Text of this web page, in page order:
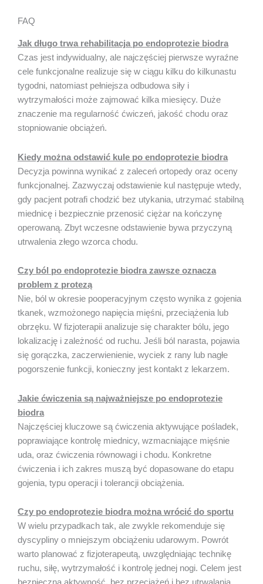
FAQ
Jak długo trwa rehabilitacja po endoprotezie biodra
Czas jest indywidualny, ale najczęściej pierwsze wyraźne
cele funkcjonalne realizuje się w ciągu kilku do kilkunastu
tygodni, natomiast pełniejsza odbudowa siły i
wytrzymałości może zajmować kilka miesięcy. Duże
znaczenie ma regularność ćwiczeń, jakość chodu oraz
stopniowanie obciążeń.
Kiedy można odstawić kule po endoprotezie biodra
Decyzja powinna wynikać z zaleceń ortopedy oraz oceny
funkcjonalnej. Zazwyczaj odstawienie kul następuje wtedy,
gdy pacjent potrafi chodzić bez utykania, utrzymać stabilną
miednicę i bezpiecznie przenosić ciężar na kończynę
operowaną. Zbyt wczesne odstawienie bywa przyczyną
utrwalenia złego wzorca chodu.
Czy ból po endoprotezie biodra zawsze oznacza
problem z protezą
Nie, ból w okresie pooperacyjnym często wynika z gojenia
tkanek, wzmożonego napięcia mięśni, przeciążenia lub
obrzęku. W fizjoterapii analizuje się charakter bólu, jego
lokalizację i zależność od ruchu. Jeśli ból narasta, pojawia
się gorączka, zaczerwienienie, wyciek z rany lub nagłe
pogorszenie funkcji, konieczny jest kontakt z lekarzem.
Jakie ćwiczenia są najważniejsze po endoprotezie
biodra
Najczęściej kluczowe są ćwiczenia aktywujące pośladek,
poprawiające kontrolę miednicy, wzmacniające mięśnie
uda, oraz ćwiczenia równowagi i chodu. Konkretne
ćwiczenia i ich zakres muszą być dopasowane do etapu
gojenia, typu operacji i tolerancji obciążenia.
Czy po endoprotezie biodra można wrócić do sportu
W wielu przypadkach tak, ale zwykle rekomenduje się
dyscypliny o mniejszym obciążeniu udarowym. Powrót
warto planować z fizjoterapeutą, uwzględniając technikę
ruchu, siłę, wytrzymałość i kontrolę jednej nogi. Celem jest